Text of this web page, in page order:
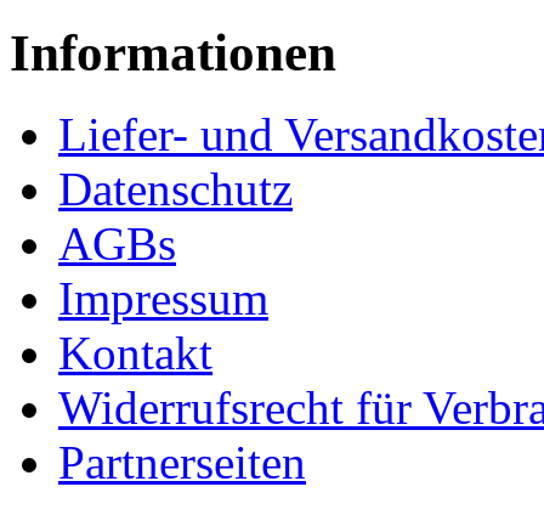
Informationen
Liefer- und
Datenschutz
AGBs
Impressum
Kontakt
Widerrufsrecht für
Partnerseiten